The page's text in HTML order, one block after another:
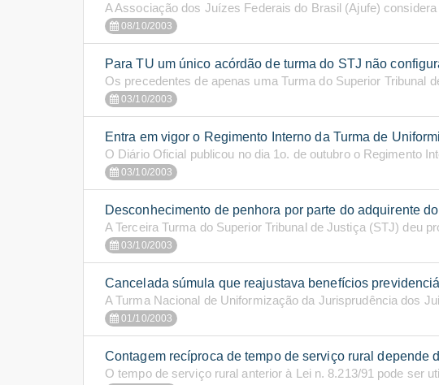
A Associação dos Juízes Federais do Brasil (Ajufe)
08/10/2003
Para TU um único acórdão de turma do STJ não
Os precedentes de apenas uma Turma do Superior Tribunal
03/10/2003
Entra em vigor o Regimento Interno da Turma de
O Diário Oficial publicou no dia 1o. de outubro o Regimento
03/10/2003
Desconhecimento de penhora por parte do adquirente
A Terceira Turma do Superior Tribunal de Justiça (STJ) deu
03/10/2003
Cancelada súmula que reajustava benefícios
A Turma Nacional de Uniformização da Jurisprudência dos
01/10/2003
Contagem recíproca de tempo de serviço rural depende
O tempo de serviço rural anterior à Lei n. 8.213/91 pode ser